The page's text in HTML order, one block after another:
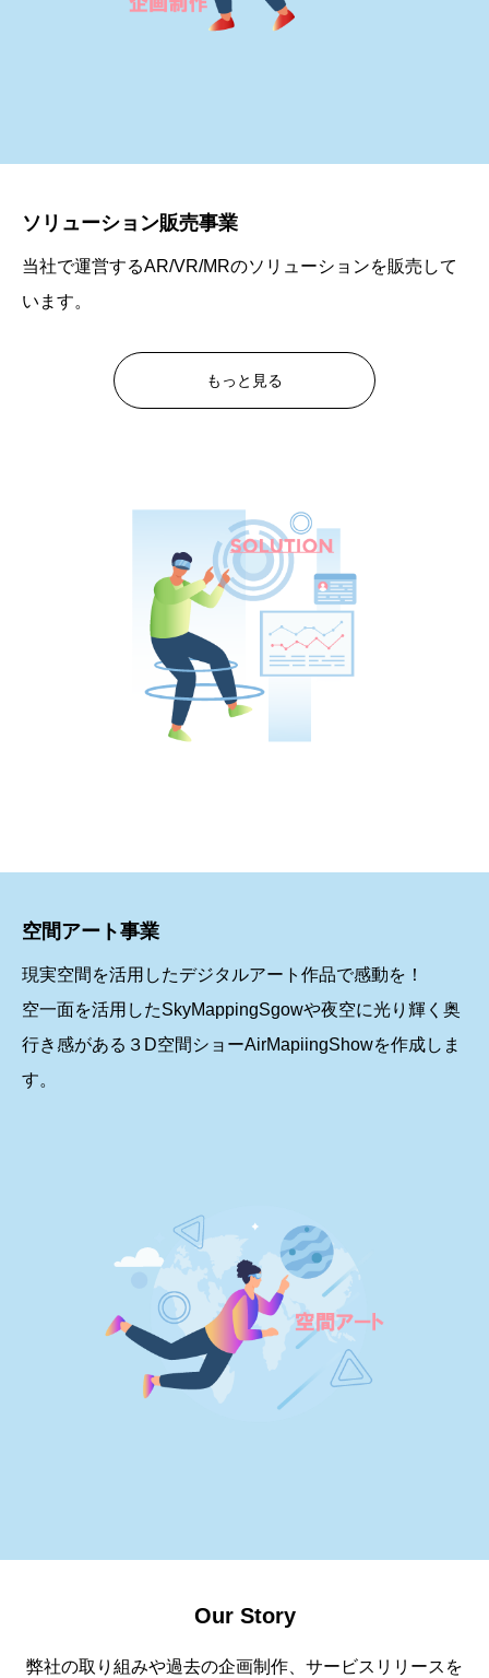
ソリューション販売事業
当社で運営するAR/VR/MRのソリューションを販売して
います。
もっと見る
空間アート事業
現実空間を活用したデジタルアート作品で感動を！
空一面を活用したSkyMappingSgowや夜空に光り輝く奥
行き感がある３D空間ショーAirMapiingShowを作成しま
す。
Our Story
弊社の取り組みや過去の企画制作、サービスリリースを